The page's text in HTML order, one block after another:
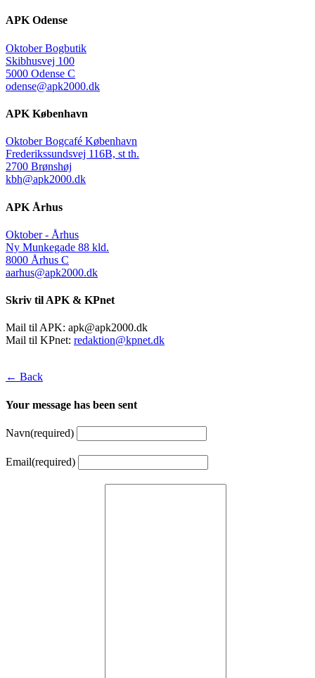
APK Odense
Oktober Bogbutik
Skibhusvej 100
5000 Odense C
odense@apk2000.dk
APK København
Oktober Bogcafé København
Frederikssundsvej 116B, st th.
2700 Brønshøj
kbh@apk2000.dk
APK Århus
Oktober - Århus
Ny Munkegade 88 kld.
8000 Århus C
aarhus@apk2000.dk
Skriv til APK & KPnet
Mail til APK: apk@apk2000.dk
Mail til KPnet: redaktion@kpnet.dk
← Back
Your message has been sent
Navn(required)
Email(required)